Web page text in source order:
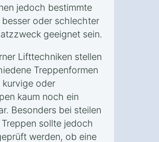
jedoch bestimmte
oder schlechter
geeignet sein.
Lifttechniken stellen
Treppenformen
oder
kaum noch ein
Besonders bei steilen
sollte jedoch
werden, ob eine